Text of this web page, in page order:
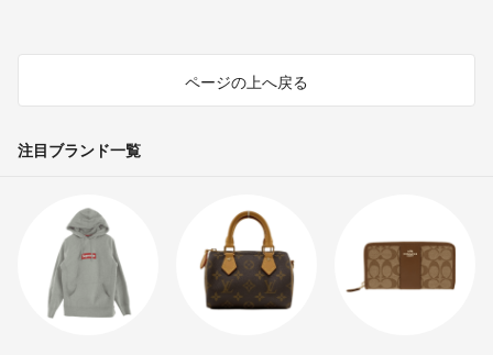
ページの上へ戻る
注目ブランド一覧